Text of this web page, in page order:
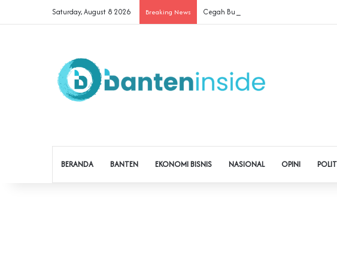
Saturday, August 8 2026 Breaking News Cegah Buruh Terjerat Judol dan Pinjol,
BERANDA BANTEN EKONOMI BISNIS NASIONAL OPINI